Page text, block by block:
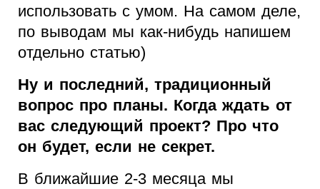
использовать с умом. На самом деле,
по выводам мы как-нибудь напишем
отдельно статью)
Ну и последний, традиционный
вопрос про планы. Когда ждать от
вас следующий проект? Про что
он будет, если не секрет.
В ближайшие 2-3 месяца мы